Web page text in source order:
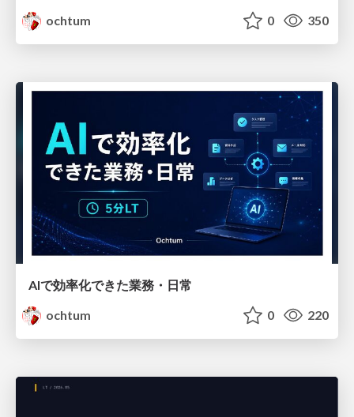
ochtum
0 350
AIで効率化できた業務・日常
ochtum
0 220